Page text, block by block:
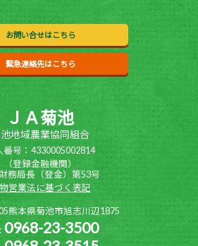
お問い合せはこちら
緊急連絡先はこちら
ＪＡ菊池
地域農業協同組合
番号：4330005002814
（登録金融機関）
務局長（登金）第53号
営業法に基づく表記
熊本県菊池市旭志川辺1875
0968-23-3500